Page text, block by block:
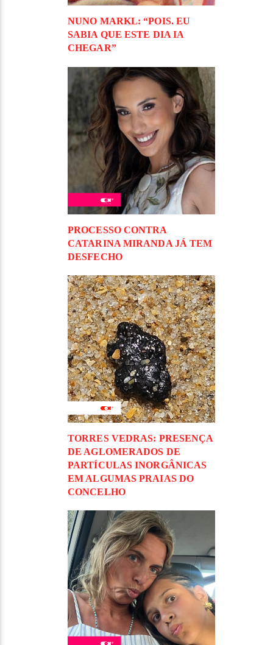
NUNO MARKL: “POIS. EU
SABIA QUE ESTE DIA IA
CHEGAR”
PROCESSO CONTRA
CATARINA MIRANDA JÁ TEM
DESFECHO
TORRES VEDRAS: PRESENÇA
DE AGLOMERADOS DE
PARTÍCULAS INORGÂNICAS
EM ALGUMAS PRAIAS DO
CONCELHO